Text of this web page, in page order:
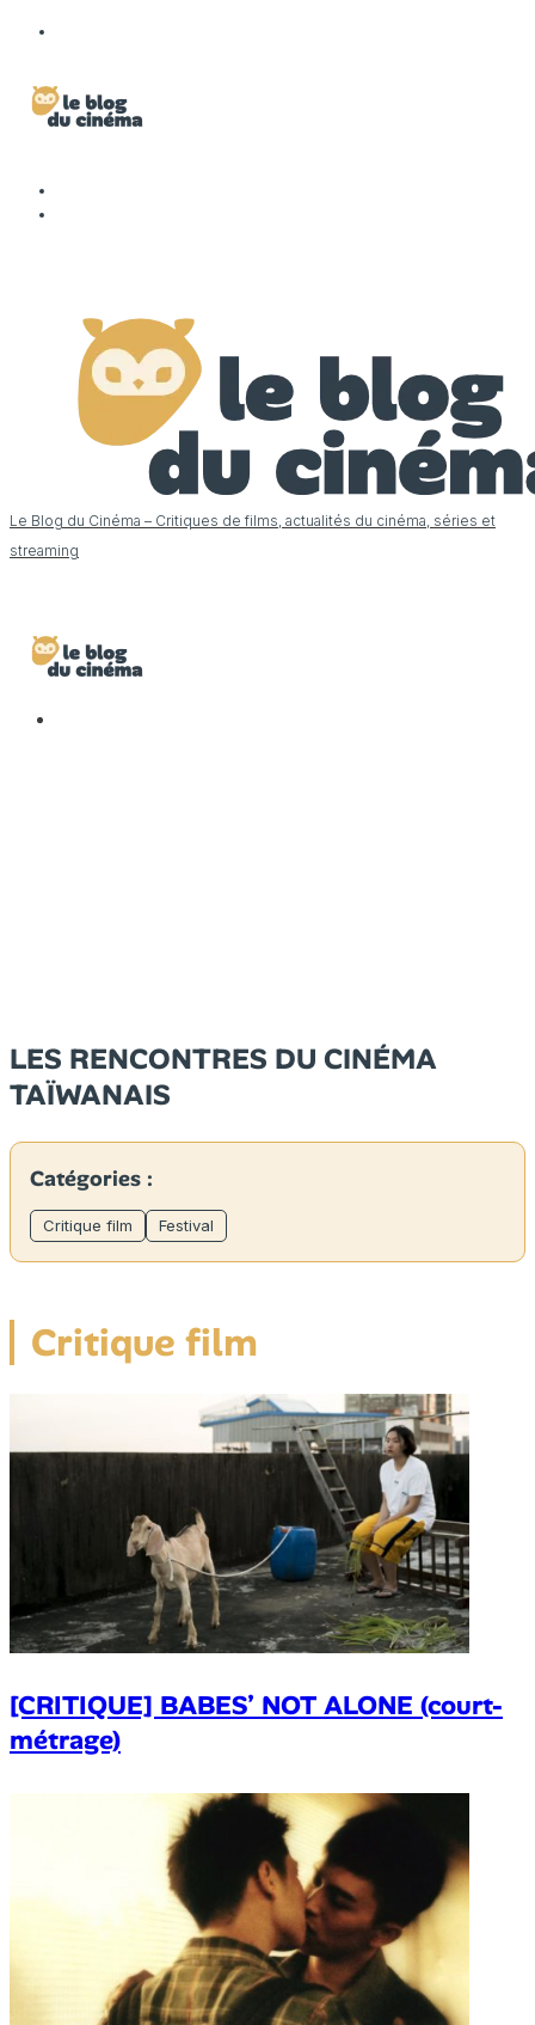
Le Blog du Cinéma – Critiques de films, actualités du cinéma, séries et
streaming
LES RENCONTRES DU CINÉMA
TAÏWANAIS
Catégories :
Critique film Festival
Critique film
[CRITIQUE] BABES’ NOT ALONE (court-
métrage)